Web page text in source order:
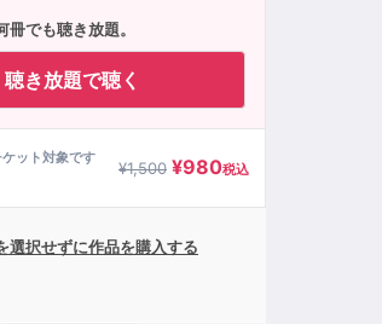
でも聴き放題。
聴き放題で聴く
ット対象です
¥1,500 ¥980税込
選択せずに作品を購入する